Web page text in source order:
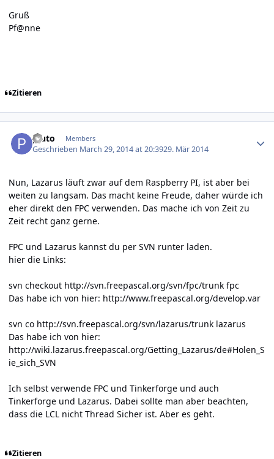
Gruß
Pf@nne
Zitieren
pluto Members
Geschrieben March 29, 2014 at 20:3929. Mär 2014
Nun, Lazarus läuft zwar auf dem Raspberry PI, ist aber bei
weiten zu langsam. Das macht keine Freude, daher würde ich
eher direkt den FPC verwenden. Das mache ich von Zeit zu
Zeit recht ganz gerne.
FPC und Lazarus kannst du per SVN runter laden.
hier die Links:
svn checkout http://svn.freepascal.org/svn/fpc/trunk fpc
Das habe ich von hier: http://www.freepascal.org/develop.var
svn co http://svn.freepascal.org/svn/lazarus/trunk lazarus
Das habe ich von hier:
http://wiki.lazarus.freepascal.org/Getting_Lazarus/de#Holen_S
ie_sich_SVN
Ich selbst verwende FPC und Tinkerforge und auch
Tinkerforge und Lazarus. Dabei sollte man aber beachten,
dass die LCL nicht Thread Sicher ist. Aber es geht.
Zitieren